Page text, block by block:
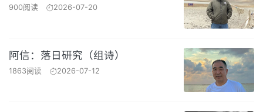
900阅读 2026-07-20
阿信：落日研究（组诗）
1863阅读 2026-07-12